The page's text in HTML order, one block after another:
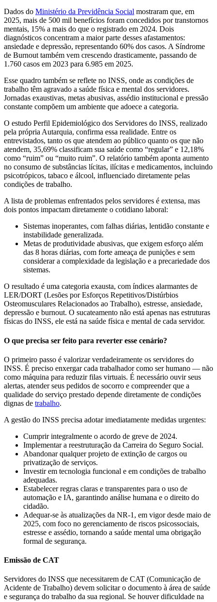
Dados do Ministério da Previdência Social mostraram que, em
2025, mais de 500 mil benefícios foram concedidos por transtornos
mentais, 15% a mais do que o registrado em 2024. Dois
diagnósticos concentram a maior parte desses afastamentos:
ansiedade e depressão, representando 60% dos casos. A Síndrome
de Burnout também vem crescendo drasticamente, passando de
1.760 casos em 2023 para 6.985 em 2025.
Esse quadro também se reflete no INSS, onde as condições de
trabalho têm agravado a saúde física e mental dos servidores.
Jornadas exaustivas, metas abusivas, assédio institucional e pressão
constante compõem um ambiente que adoece a categoria.
O estudo Perfil Epidemiológico dos Servidores do INSS, realizado
pela própria Autarquia, confirma essa realidade. Entre os
entrevistados, tanto os que atendem ao público quanto os que não
atendem, 35,69% classificam sua saúde como “regular” e 12,18%
como “ruim” ou “muito ruim”. O relatório também aponta aumento
no consumo de substâncias lícitas, ilícitas e medicamentos, incluindo
psicotrópicos, tabaco e álcool, influenciado diretamente pelas
condições de trabalho.
A lista de problemas enfrentados pelos servidores é extensa, mas
dois pontos impactam diretamente o cotidiano laboral:
Sistemas inoperantes, com falhas diárias, lentidão constante e
instabilidade generalizada.
Metas de produtividade abusivas, que exigem esforço além
das 8 horas diárias, com forte ameaça de punições e sem
considerar a complexidade da legislação e a precariedade dos
sistemas.
O resultado é uma categoria exausta, com índices alarmantes de
LER/DORT (Lesões por Esforços Repetitivos/Distúrbios
Osteomusculares Relacionados ao Trabalho), estresse, ansiedade,
depressão e burnout. O sucateamento não está apenas nas estruturas
físicas do INSS, ele está na saúde física e mental de cada servidor.
O que precisa ser feito para reverter esse cenário?
O primeiro passo é valorizar verdadeiramente os servidores do
INSS. É preciso enxergar cada trabalhador como ser humano — não
como máquina para reduzir filas virtuais. É necessário ouvir seus
alertas, atender seus pedidos de socorro e compreender que a
qualidade do serviço prestado depende diretamente de condições
dignas de trabalho.
A gestão do INSS precisa adotar imediatamente medidas urgentes:
Cumprir integralmente o acordo de greve de 2024.
Implementar a reestruturação da Carreira do Seguro Social.
Abandonar qualquer projeto de extinção de cargos ou
privatização de serviços.
Investir em tecnologia funcional e em condições de trabalho
adequadas.
Estabelecer regras claras e transparentes para o uso de
automação e IA, garantindo análise humana e o direito do
cidadão.
Adequar-se às atualizações da NR-1, em vigor desde maio de
2025, com foco no gerenciamento de riscos psicossociais,
estresse e assédio, tornando a saúde mental uma obrigação
formal de segurança.
Emissão de CAT
Servidores do INSS que necessitarem de CAT (Comunicação de
Acidente de Trabalho) devem solicitar o documento à área de saúde
e segurança do trabalho da sua regional. Se houver dificuldade na